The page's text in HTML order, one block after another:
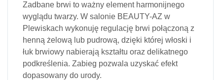
Zadbane brwi to ważny element harmonijnego
wyglądu twarzy. W salonie BEAUTY-AZ w
Plewiskach wykonuję regulację brwi połączoną z
henną żelową lub pudrową, dzięki której włoski i
łuk brwiowy nabierają kształtu oraz delikatnego
podkreślenia. Zabieg pozwala uzyskać efekt
dopasowany do urody.